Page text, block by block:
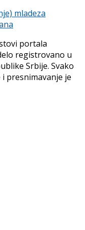
mladeza
portala
registrovano u
Srbije. Svako
presnimavanje je